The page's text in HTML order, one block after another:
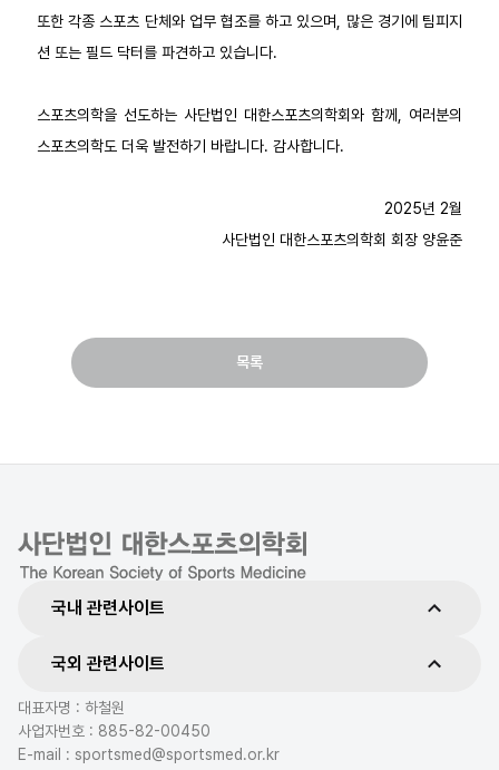
또한 각종 스포츠 단체와 업무 협조를 하고 있으며, 많은 경기에 팀피지
션 또는 필드 닥터를 파견하고 있습니다.
스포츠의학을 선도하는 사단법인 대한스포츠의학회와 함께, 여러분의
스포츠의학도 더욱 발전하기 바랍니다. 감사합니다.
2025년 2월
사단법인 대한스포츠의학회 회장 양윤준
목록
국내 관련사이트
국외 관련사이트
대표자명 : 하철원
사업자번호 : 885-82-00450
E-mail : sportsmed@sportsmed.or.kr